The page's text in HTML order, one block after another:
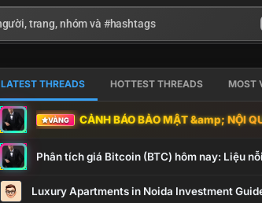
LATEST THREADS HOTTEST THREADS MOST
VÀNG CẢNH BÁO BẢO MẬT &amp; NỘI
Phân tích giá Bitcoin (BTC) hôm nay: Liệu
Luxury Apartments in Noida Investment